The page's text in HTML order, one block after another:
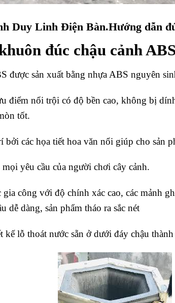
Duy Linh Điện Bàn.Hướng dẫn
đúc chậu cảnh ABS
được sản xuất bằng nhựa ABS nguyên
điểm nổi trội có độ bền cao, không bị
tốt.
các họa tiết hoa văn nổi giúp cho sản
yêu cầu của người chơi cây cảnh.
gia công với độ chính xác cao, các mảnh
dễ dàng, sản phẩm tháo ra sắc nét
kế lỗ thoát nước sẵn ở dưới đáy chậu